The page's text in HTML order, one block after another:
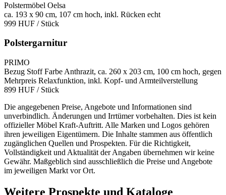
Polstermöbel Oelsa
ca. 193 x 90 cm, 107 cm hoch, inkl. Rücken echt
999 HUF / Stück
Polstergarnitur
PRIMO
Bezug Stoff Farbe Anthrazit, ca. 260 x 203 cm, 100 cm hoch, gegen
Mehrpreis Relaxfunktion, inkl. Kopf- und Armteilverstellung
899 HUF / Stück
Die angegebenen Preise, Angebote und Informationen sind
unverbindlich. Änderungen und Irrtümer vorbehalten. Dies ist kein
offizieller Möbel Kraft-Auftritt. Alle Marken und Logos gehören
ihren jeweiligen Eigentümern. Die Inhalte stammen aus öffentlich
zugänglichen Quellen und Prospekten. Für die Richtigkeit,
Vollständigkeit und Aktualität der Angaben übernehmen wir keine
Gewähr. Maßgeblich sind ausschließlich die Preise und Angebote
im jeweiligen Markt vor Ort.
Weitere Prospekte und Kataloge